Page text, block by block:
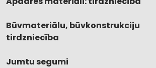
Būvmateriālu, būvkonstrukciju
tirdzniecība
Jumtu segumi